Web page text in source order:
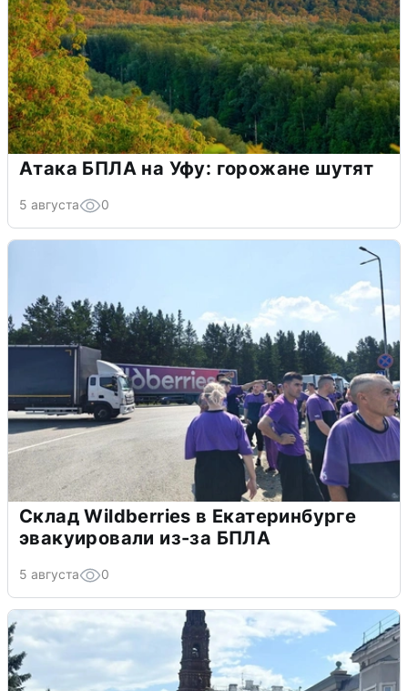
Атака БПЛА на Уфу: горожане шутят
5 августа 0
Склад Wildberries в Екатеринбурге
эвакуировали из-за БПЛА
5 августа 0